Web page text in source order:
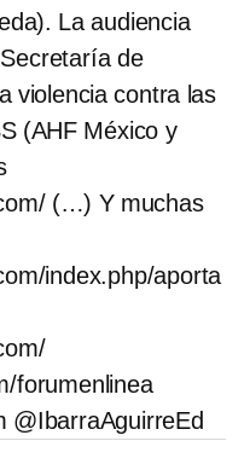
La audiencia
de
violencia contra las
(AHF México y
(…) Y muchas
index.php/aporta
forumenlinea
@IbarraAguirreEd